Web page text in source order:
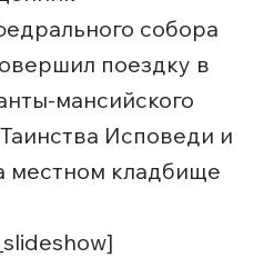
собора
поездку в
мансийского
Исповеди и
местном кладбище